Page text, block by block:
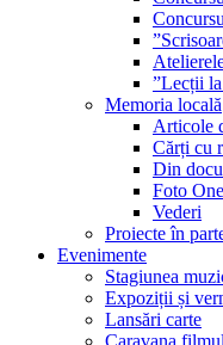
”Lecții
Memoria locală
Articole
Cărți cu
Din
Foto
Vederi
Proiecte în
Evenimente
Stagiunea
Expoziții și
Lansări carte
Caravana